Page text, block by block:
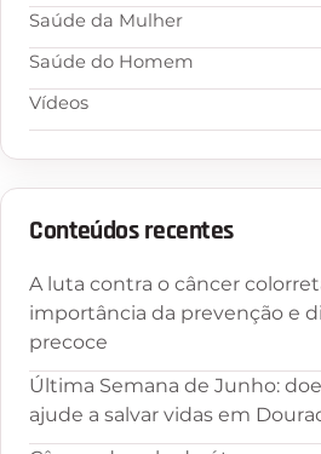
Saúde da Mulher
Saúde do Homem
Vídeos
Conteúdos recentes
A luta contra o câncer
importância da prevenção e
precoce
Última Semana de Junho:
ajude a salvar vidas em